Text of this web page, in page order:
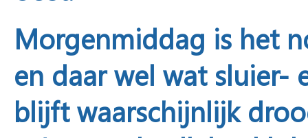
Morgenmiddag is het
en daar wel wat sluier-
blijft waarschijnlijk